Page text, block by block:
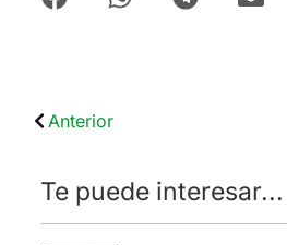
Anterior
Te puede interesar...